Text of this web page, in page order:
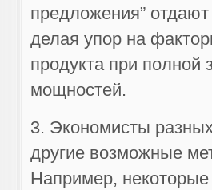
предложения”
делая упор на
продукта при полной
мощностей.
3. Экономисты
другие возможные
Например,